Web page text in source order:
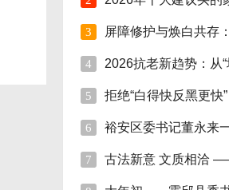
3 屏障修护与焕白共存：解析五大
4 2026抗老新趋势：从“填充”到
5 拒绝“白得快反黑更快”：4款美白
6 裕安区委书记董永来一线督导烟
7 古法新意 文质相洽 ——杨传连先